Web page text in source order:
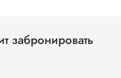
забронировать